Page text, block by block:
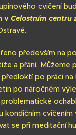
cvičení
v Celostním
především na
a přání. Můžeme
po práci na
po náročném
kondičním
se při meditační